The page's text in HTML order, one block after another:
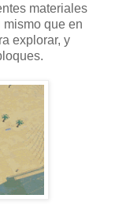
materiales
que en
explorar, y